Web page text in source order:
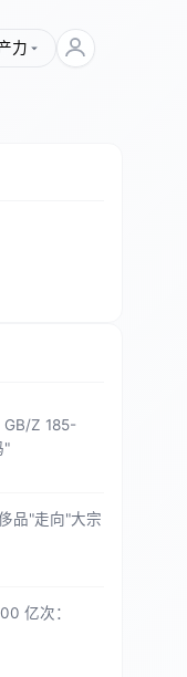
力
GB/Z 185-
"
品"走向"大宗
亿次：